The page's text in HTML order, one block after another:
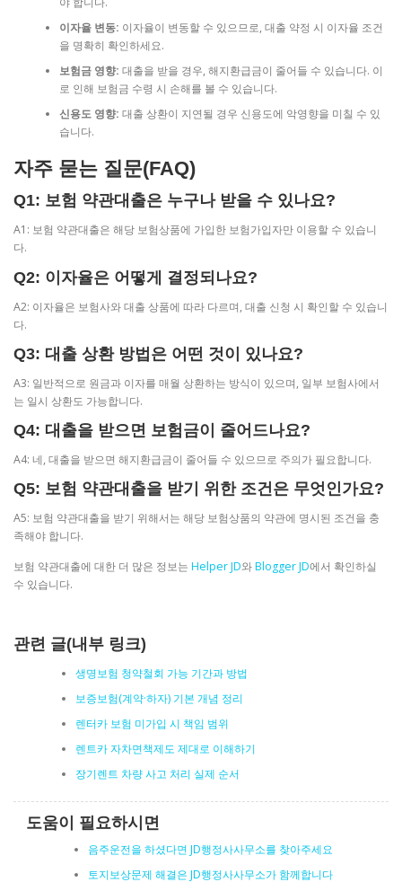
이자율 변동: 이자율이 변동할 수 있으므로, 대출 약정 시 이자율 조건
을 명확히 확인하세요.
보험금 영향: 대출을 받을 경우, 해지환급금이 줄어들 수 있습니다. 이
로 인해 보험금 수령 시 손해를 볼 수 있습니다.
신용도 영향: 대출 상환이 지연될 경우 신용도에 악영향을 미칠 수 있
습니다.
자주 묻는 질문(FAQ)
Q1: 보험 약관대출은 누구나 받을 수 있나요?
A1: 보험 약관대출은 해당 보험상품에 가입한 보험가입자만 이용할 수 있습니
다.
Q2: 이자율은 어떻게 결정되나요?
A2: 이자율은 보험사와 대출 상품에 따라 다르며, 대출 신청 시 확인할 수 있습니
다.
Q3: 대출 상환 방법은 어떤 것이 있나요?
A3: 일반적으로 원금과 이자를 매월 상환하는 방식이 있으며, 일부 보험사에서
는 일시 상환도 가능합니다.
Q4: 대출을 받으면 보험금이 줄어드나요?
A4: 네, 대출을 받으면 해지환급금이 줄어들 수 있으므로 주의가 필요합니다.
Q5: 보험 약관대출을 받기 위한 조건은 무엇인가요?
A5: 보험 약관대출을 받기 위해서는 해당 보험상품의 약관에 명시된 조건을 충
족해야 합니다.
보험 약관대출에 대한 더 많은 정보는 Helper JD와Blogger JD에서 확인하실
수 있습니다.
관련 글(내부 링크)
생명보험 청약철회 가능 기간과 방법
보증보험(계약·하자) 기본 개념 정리
렌터카 보험 미가입 시 책임 범위
렌트카 자차면책제도 제대로 이해하기
장기렌트 차량 사고 처리 실제 순서
도움이 필요하시면
음주운전을 하셨다면 JD행정사사무소를 찾아주세요
토지보상문제 해결은 JD행정사사무소가 함께합니다